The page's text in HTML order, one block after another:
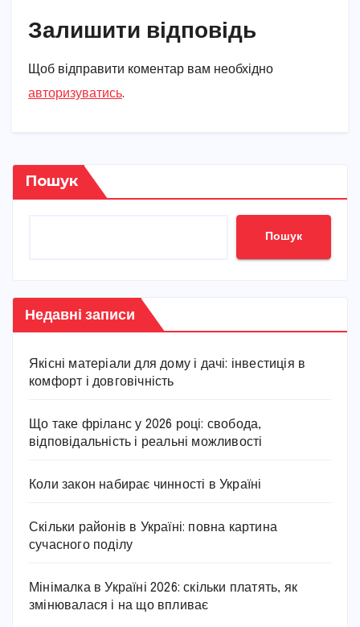
Залишити відповідь
Щоб відправити коментар вам необхідно
авторизуватись.
Пошук
Пошук
Недавні записи
Якісні матеріали для дому і дачі: інвестиція в
комфорт і довговічність
Що таке фріланс у 2026 році: свобода,
відповідальність і реальні можливості
Коли закон набирає чинності в Україні
Скільки районів в Україні: повна картина
сучасного поділу
Мінімалка в Україні 2026: скільки платять, як
змінювалася і на що впливає